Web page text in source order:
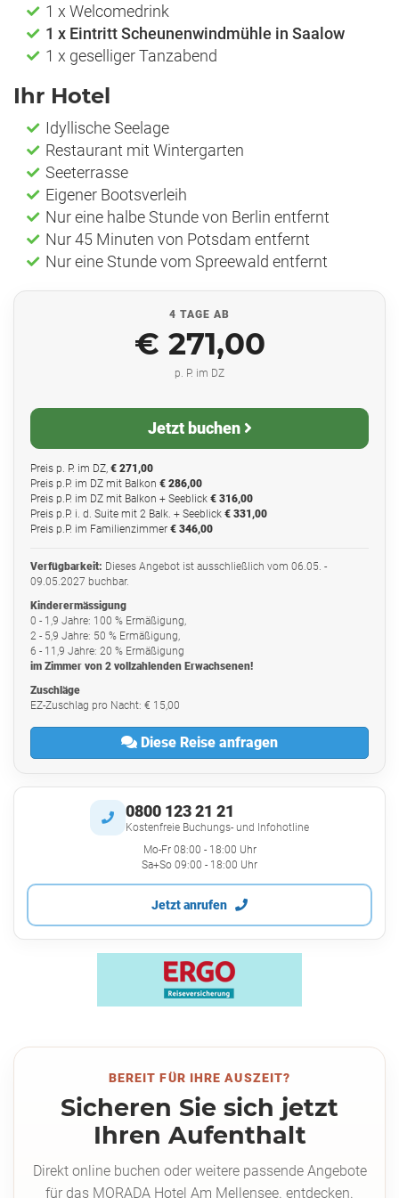
1 x Welcomedrink
1 x Eintritt Scheunenwindmühle in Saalow
1 x geselliger Tanzabend
Ihr Hotel
Idyllische Seelage
Restaurant mit Wintergarten
Seeterrasse
Eigener Bootsverleih
Nur eine halbe Stunde von Berlin entfernt
Nur 45 Minuten von Potsdam entfernt
Nur eine Stunde vom Spreewald entfernt
4 TAGE AB
€ 271,00
p. P. im DZ
Jetzt buchen
Preis p. P. im DZ, € 271,00
Preis p.P. im DZ mit Balkon € 286,00
Preis p.P. im DZ mit Balkon + Seeblick € 316,00
Preis p.P. i. d. Suite mit 2 Balk. + Seeblick € 331,00
Preis p.P. im Familienzimmer € 346,00
Verfügbarkeit: Dieses Angebot ist ausschließlich vom 06.05. -
09.05.2027 buchbar.
Kinderermässigung
0 - 1,9 Jahre: 100 % Ermäßigung,
2 - 5,9 Jahre: 50 % Ermäßigung,
6 - 11,9 Jahre: 20 % Ermäßigung
im Zimmer von 2 vollzahlenden Erwachsenen!
Zuschläge
EZ-Zuschlag pro Nacht: € 15,00
Diese Reise anfragen
0800 123 21 21
Kostenfreie Buchungs- und Infohotline
Mo-Fr 08:00 - 18:00 Uhr
Sa+So 09:00 - 18:00 Uhr
Jetzt anrufen
BEREIT FÜR IHRE AUSZEIT?
Sicheren Sie sich jetzt
Ihren Aufenthalt
Direkt online buchen oder weitere passende Angebote
für das MORADA Hotel Am Mellensee. entdecken.